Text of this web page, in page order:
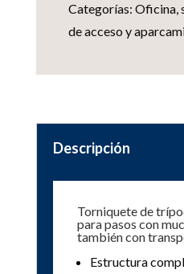
Categorías: Oficina,
de acceso y
Descripción
Torniquete de
para pasos con
también con
Estructura